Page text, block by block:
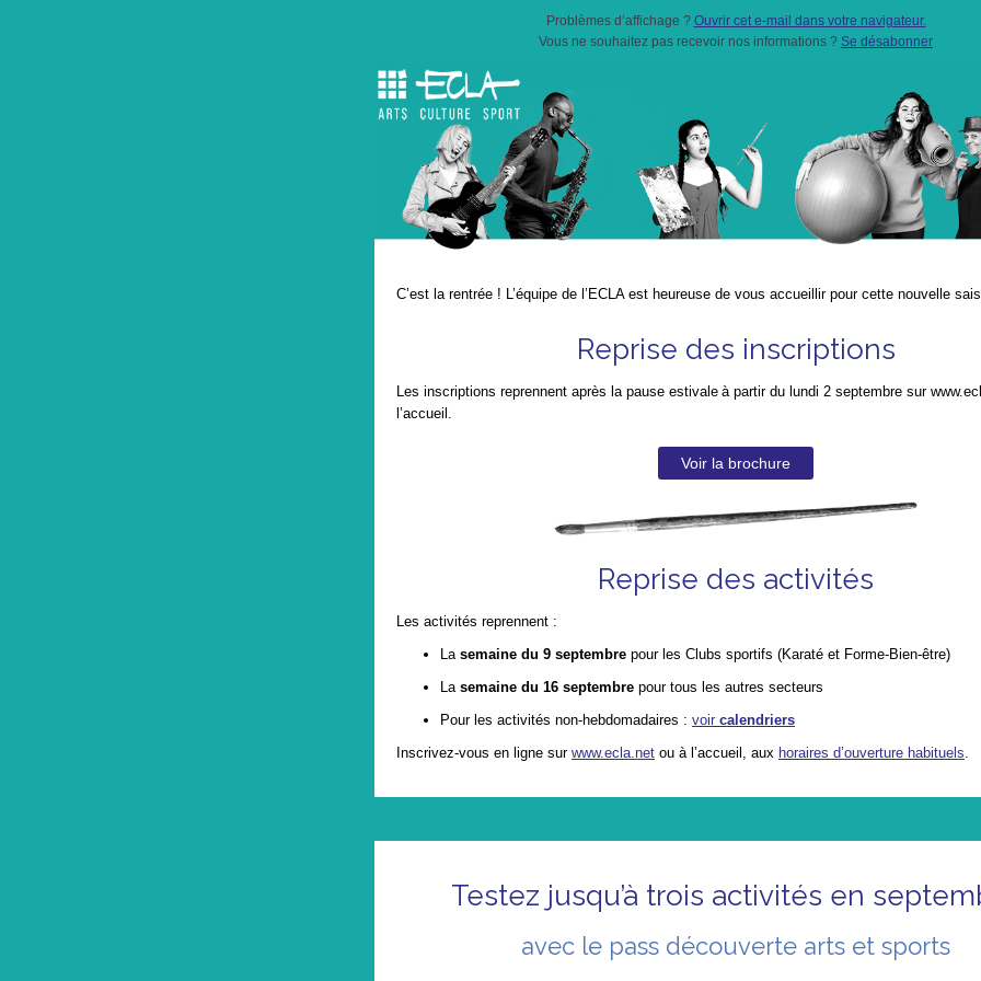
Problèmes d’affichage ? Ouvrir cet e-mail dans votre navigateur.
Vous ne souhaitez pas recevoir nos informations ? Se désabonner
C’est la rentrée ! L’équipe de l’ECLA est heureuse de vous accueillir pour cette nouvelle
Reprise des inscriptions
Les inscriptions reprennent après la pause estivale à partir du lundi 2 septembre sur
l’accueil.
Voir la brochure
Reprise des activités
Les activités reprennent :
La semaine du 9 septembre pour les Clubs sportifs (Karaté et Forme-Bien-être)
La semaine du 16 septembre pour tous les autres secteurs
Pour les activités non-hebdomadaires : voir calendriers
Inscrivez-vous en ligne sur www.ecla.net ou à l’accueil, aux horaires d’ouverture habituels
Testez jusqu’à trois activités en
avec le pass découverte arts et sports